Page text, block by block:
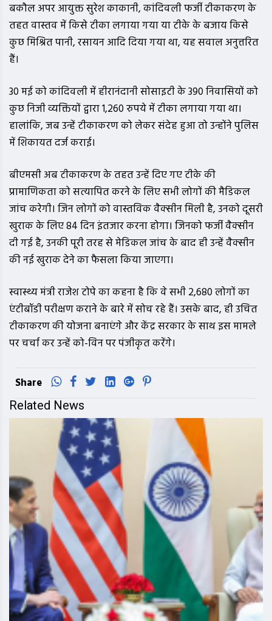
बकौल अपर आयुक्त सुरेश काकानी, कांदिवली फर्जी टीकाकरण के
तहत वास्तव में किसे टीका लगाया गया या टीके के बजाय किसे
कुछ मिश्रित पानी, रसायन आदि दिया गया था, यह सवाल अनुत्तरित
हैं।
30 मई को कांदिवली में हीरानंदानी सोसाइटी के 390 निवासियों को
कुछ निजी व्यक्तियों द्वारा 1,260 रुपये में टीका लगाया गया था।
हालांकि, जब उन्हें टीकाकरण को लेकर संदेह हुआ तो उन्होंने पुलिस
में शिकायत दर्ज कराई।
बीएमसी अब टीकाकरण के तहत उन्हें दिए गए टीके की
प्रामाणिकता को सत्यापित करने के लिए सभी लोगों की मैडिकल
जांच करेगी। जिन लोगों को वास्तविक वैक्सीन मिली है, उनको दूसरी
खुराक के लिए 84 दिन इंतजार करना होगा। जिनको फर्जी वैक्सीन
दी गई है, उनकी पूरी तरह से मेडिकल जांच के बाद ही उन्हें वैक्सीन
की नई खुराक देने का फैसला किया जाएगा।
स्वास्थ्य मंत्री राजेश टोपे का कहना है कि वे सभी 2,680 लोगों का
एंटीबॉडी परीक्षण कराने के बारे में सोच रहे हैं। उसके बाद, ही उचित
टीकाकरण की योजना बनाएंगे और केंद्र सरकार के साथ इस मामले
पर चर्चा कर उन्हें को-विन पर पंजीकृत करेंगे।
Share
Related News